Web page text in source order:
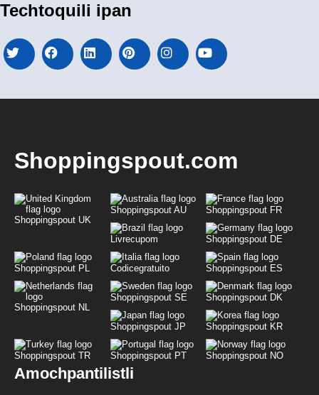
Techtoquili ipan
Shoppingspout.com
Shoppingspout UK
Shoppingspout AU Shoppingspout FR
Livrecupom Shoppingspout DE
Shoppingspout PL Codicegratuito Shoppingspout ES
Shoppingspout NL
Shoppingspout SE Shoppingspout DK
Shoppingspout JP Shoppingspout KR
Shoppingspout TR Shoppingspout PT Shoppingspout NO
Amochpantilistli